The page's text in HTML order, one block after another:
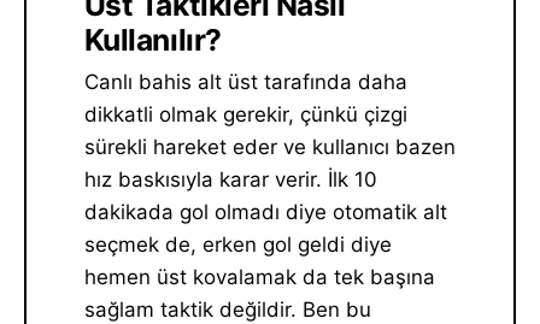
Kullanılır?
Canlı bahis alt üst tarafında daha
dikkatli olmak gerekir, çünkü çizgi
sürekli hareket eder ve kullanıcı bazen
hız baskısıyla karar verir. İlk 10
dakikada gol olmadı diye otomatik alt
seçmek de, erken gol geldi diye
hemen üst kovalamak da tek başına
sağlam taktik değildir. Ben bu